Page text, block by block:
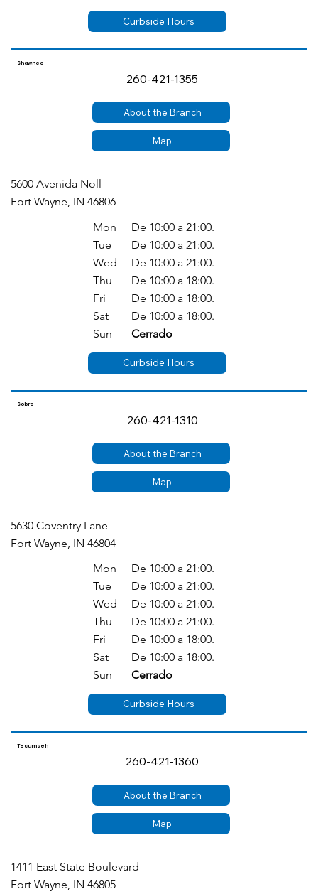
Curbside Hours
Shawnee
260-421-1355
Map
About the Branch
5600 Avenida Noll
Fort Wayne, IN 46806
Mon
Tue
Wed
Thu
Fri
Sat
Sun
De 10:00 a 21:00.
De 10:00 a 21:00.
De 10:00 a 21:00.
De 10:00 a 18:00.
De 10:00 a 18:00.
De 10:00 a 18:00.
Cerrado
Curbside Hours
Sobre
260-421-1310
Map
About the Branch
5630 Coventry Lane
Fort Wayne, IN 46804
Mon
Tue
Wed
Thu
Fri
Sat
Sun
De 10:00 a 21:00.
De 10:00 a 21:00.
De 10:00 a 21:00.
De 10:00 a 21:00.
De 10:00 a 18:00.
De 10:00 a 18:00.
Cerrado
Curbside Hours
Tecumseh
260-421-1360
Map
About the Branch
1411 East State Boulevard
Fort Wayne, IN 46805